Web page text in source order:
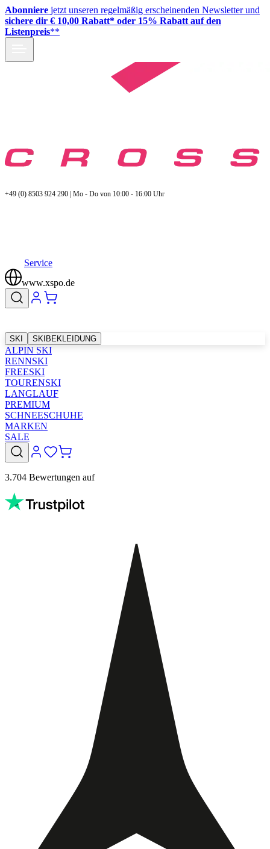
Abonniere jetzt unseren regelmäßig erscheinenden Newsletter und
sichere dir € 10,00 Rabatt* oder 15% Rabatt auf den
Listenpreis**
+49 (0) 8503 924 290 | Mo - Do von 10:00 - 16:00 Uhr
Service
www.xspo.de
SKI SKIBEKLEIDUNG
ALPIN SKI
RENNSKI
FREESKI
TOURENSKI
LANGLAUF
PREMIUM
SCHNEESCHUHE
MARKEN
SALE
3.704 Bewertungen auf